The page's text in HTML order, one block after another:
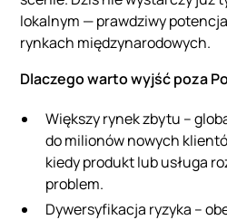
lokalnym — prawdziwy
rynkach międzynarodowych.
Dlaczego warto wyjść poza
Większy rynek zbytu –
do milionów nowych
kiedy produkt lub usługa
problem.
Dywersyfikacja ryzyka –